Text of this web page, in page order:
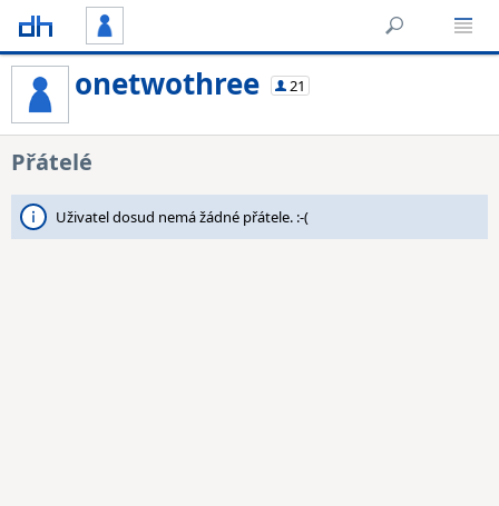
onetwothree 21
Přátelé
Uživatel dosud nemá žádné přátele. :-(